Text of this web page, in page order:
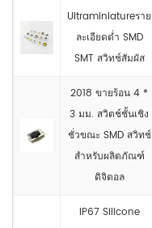
Ultraminiatureราย
ละเอียดต่ำ SMD
SMT สวิทช์สัมผัส
2018 ขายร้อน 4 *
3 มม. สวิตช์ชั้นเชิง
ชั่วขณะ SMD สวิทช์
สำหรับผลิตภัณฑ์
ดิจิตอล
IP67 Silicone